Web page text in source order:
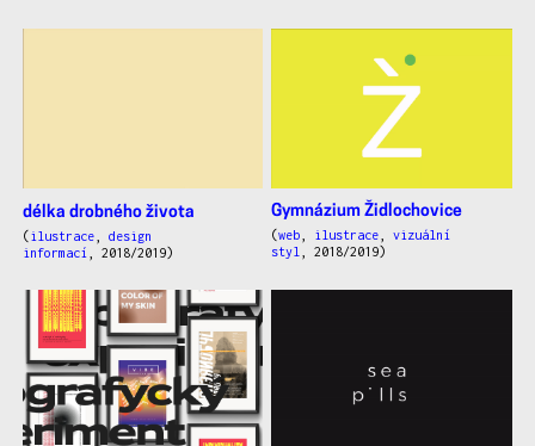
délka drobného života
(ilustrace, design
informací , 2018/2019)
Gymnázium Židlochovice
(web ilustrace ,vizuální
styl
, 2018/2019)